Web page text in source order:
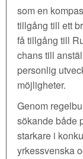
som en
tillgång till ett
få tillgång till
chans till
personlig
möjligheter.
Genom
sökande både
starkare i
yrkessvenska